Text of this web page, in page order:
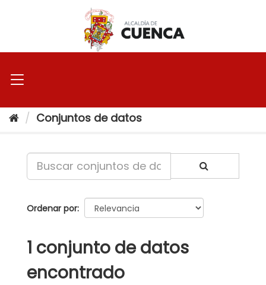
Conjuntos de datos
Ordenar por
1 conjunto de datos
encontrado